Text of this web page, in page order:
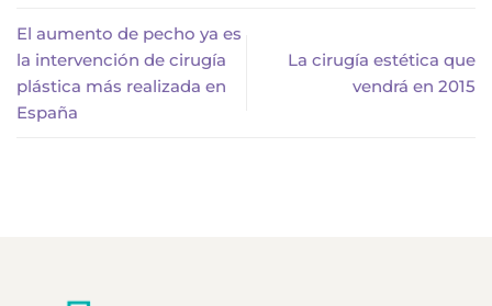
El aumento de pecho ya es
la intervención de cirugía
plástica más realizada en
España
La cirugía estética que
vendrá en 2015